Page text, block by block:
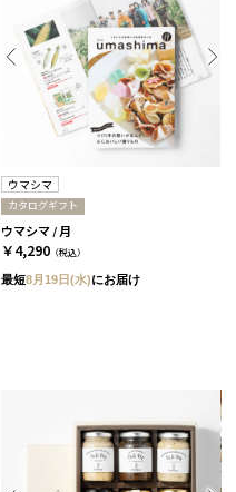
ウマシマ
カタログギフト
ウマシマ / 月
￥4,290 （税込）
最短8月19日(水)にお届け